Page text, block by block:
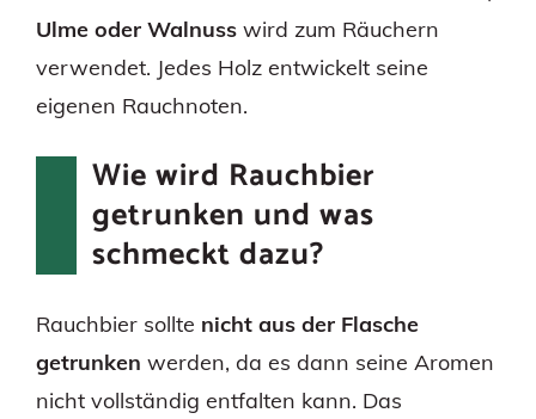
Ulme oder Walnuss wird zum Räuchern
verwendet. Jedes Holz entwickelt seine
eigenen Rauchnoten.
Wie wird Rauchbier
getrunken und was
schmeckt dazu?
Rauchbier sollte nicht aus der Flasche
getrunken werden, da es dann seine Aromen
nicht vollständig entfalten kann. Das